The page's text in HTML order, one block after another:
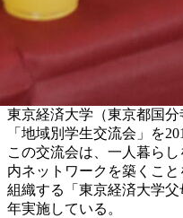
東京経済大学（東京都国
「地域別学生交流会」を
この交流会は、一人暮ら
内ネットワークを築くこ
組織する「東京経済大学
年実施している。